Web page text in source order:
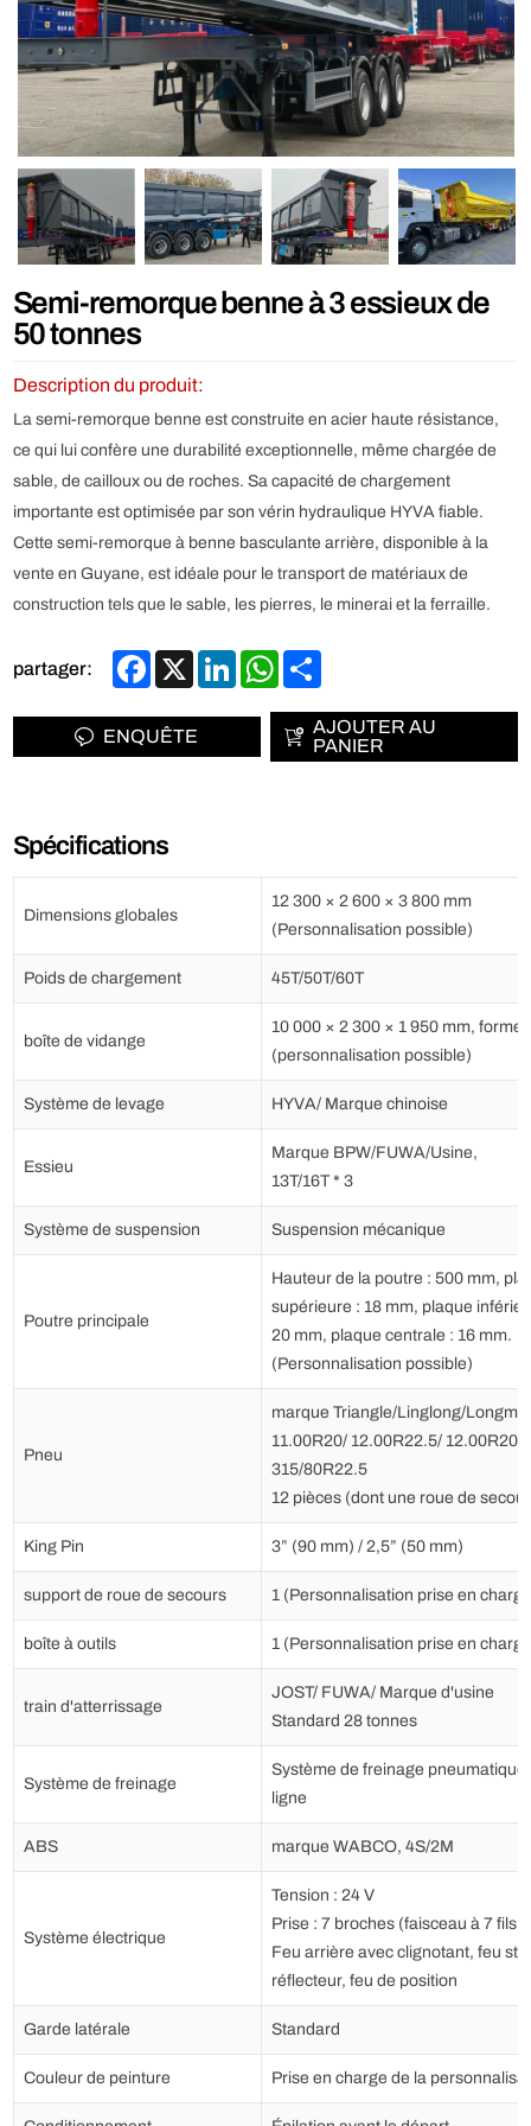
Semi-remorque benne à 3 essieux de
50 tonnes
Description du produit:
La semi-remorque benne est construite en acier haute résistance,
ce qui lui confère une durabilité exceptionnelle, même chargée de
sable, de cailloux ou de roches. Sa capacité de chargement
importante est optimisée par son vérin hydraulique HYVA fiable.
Cette semi-remorque à benne basculante arrière, disponible à la
vente en Guyane, est idéale pour le transport de matériaux de
construction tels que le sable, les pierres, le minerai et la ferraille.
partager: Facebook
X LinkedInWhatsApp
Share
ENQUÊTE AJOUTER AU
PANIER
Spécifications
Dimensions globales
12 300 × 2 600 × 3 800 mm
(Personnalisation possible)
Poids de chargement
45T/50T/60T
boîte de vidange
10 000 × 2 300 × 1 950 mm, forme
(personnalisation possible)
Système de levage
HYVA/ Marque chinoise
Essieu
Marque BPW/FUWA/Usine,
13T/16T * 3
Système de suspension
Suspension mécanique
Poutre principale
Hauteur de la poutre : 500 mm,
supérieure : 18 mm, plaque
20 mm, plaque centrale : 16 mm.
(Personnalisation possible)
Pneu
marque Triangle/Linglong/
11.00R20/ 12.00R22.5/ 12.00R20/
315/80R22.5
12 pièces (dont une roue de
King Pin
3” (90 mm) / 2,5” (50 mm)
support de roue de secours
1 (Personnalisation prise en
boîte à outils
1 (Personnalisation prise en
train d'atterrissage
JOST/ FUWA/ Marque d'usine
Standard 28 tonnes
Système de freinage
Système de freinage pneumatique
ligne
ABS
marque WABCO, 4S/2M
Système électrique
Tension : 24 V
Prise : 7 broches (faisceau à 7 fils)
Feu arrière avec clignotant, feu
réflecteur, feu de position
Garde latérale
Standard
Couleur de peinture
Prise en charge de la